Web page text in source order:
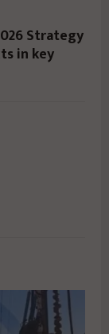
Strategy
in key